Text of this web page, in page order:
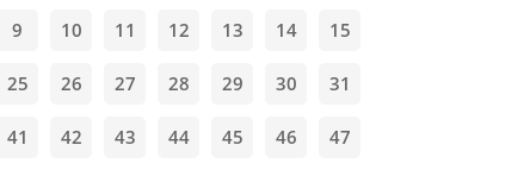
9 10 11 12 13 14 15
25 26 27 28 29 30 31
41 42 43 44 45 46 47